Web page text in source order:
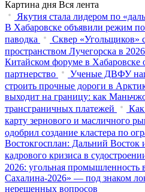
Картина дня Вся лента
Якутия стала лидером по
В Хабаровске объявили режим
паводка
Сквер «Угольщиков»
пространством Лучегорска в
Китайском форуме в Хабаровске
партнерство
Ученые ДВФУ
строить прочные дороги в
выходит на границу: как
трансграничных платежей
карту зернового и масличного
одобрил создание кластера по
Востокгосплан: Дальний Восток
кадрового кризиса в
2026: угольная промышленность
Сахалина-2026» — под знаком
нерешенных вопросов